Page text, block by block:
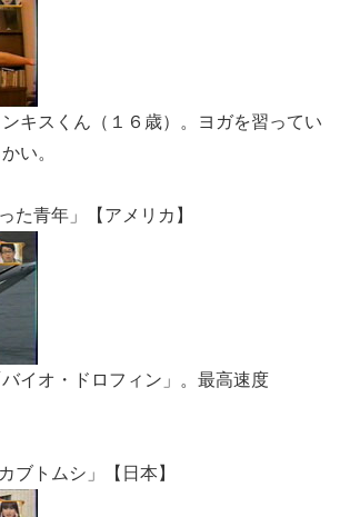
キスくん（１６歳）。ヨガを習ってい
い。
た青年」【アメリカ】
イオ・ドロフィン」。最高速度
ブトムシ」【日本】